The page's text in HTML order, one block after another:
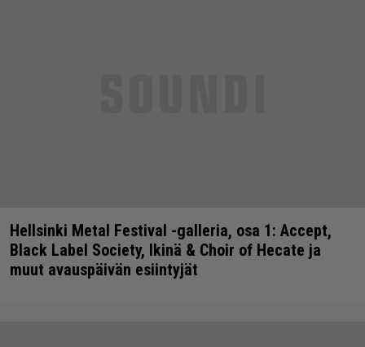
Hellsinki Metal Festival -galleria, osa 1: Accept,
Black Label Society, Ikinä & Choir of Hecate ja
muut avauspäivän esiintyjät